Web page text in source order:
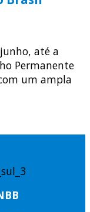
até a
Permanente
um ampla